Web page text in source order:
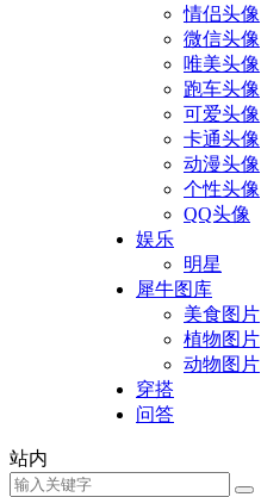
情侣头像
微信头像
唯美头像
跑车头像
可爱头像
卡通头像
动漫头像
个性头像
QQ头像
娱乐
明星
犀牛图库
美食图片
植物图片
动物图片
穿搭
问答
站内